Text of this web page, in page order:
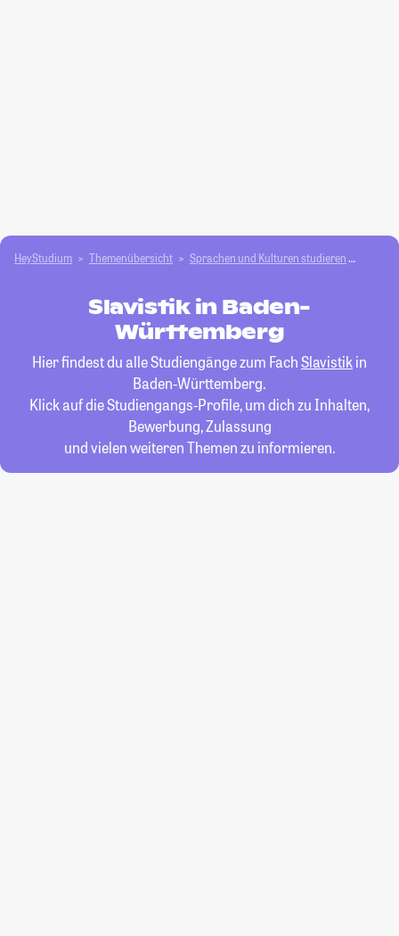
HeyStudium Themenübersicht Sprachen und Kulturen studieren
Slavistik in Baden-
Württemberg
Hier findest du alle Studiengänge zum FachSlavistikin
Baden-Württemberg.
Klick auf die Studiengangs-Profile, um dich zu Inhalten,
Bewerbung, Zulassung
und vielen weiteren Themen zu informieren.